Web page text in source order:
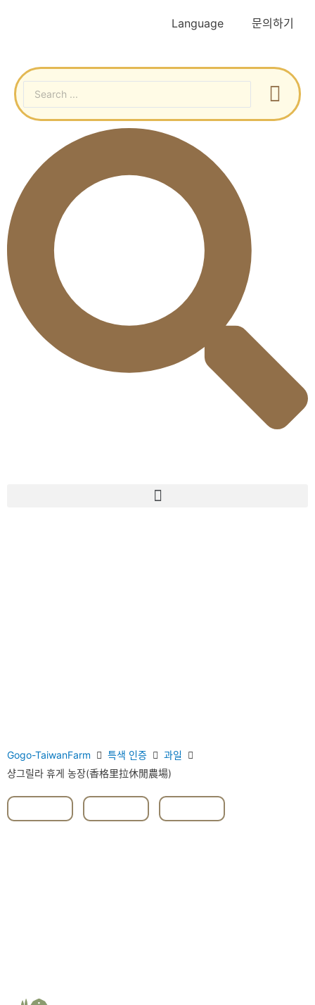
Language 문의하기
Gogo-TaiwanFarm 특색 인증
과일
샹그릴라 휴게 농장(香格里拉休閒農場)